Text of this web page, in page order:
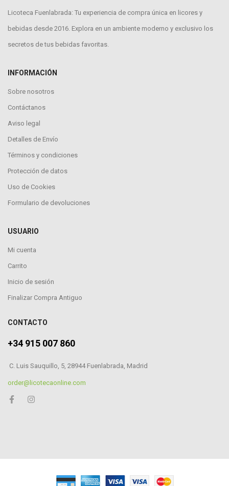
Licoteca Fuenlabrada: Tu experiencia de compra única en licores y
bebidas desde 2016. Explora en un ambiente moderno y exclusivo los
secretos de tus bebidas favoritas.
INFORMACIÓN
Sobre nosotros
Contáctanos
Aviso legal
Detalles de Envío
Términos y condiciones
Protección de datos
Uso de Cookies
Formulario de devoluciones
USUARIO
Mi cuenta
Carrito
Inicio de sesión
Finalizar Compra Antiguo
CONTACTO
+34 915 007 860
C. Luis Sauquillo, 5, 28944 Fuenlabrada, Madrid
order@licotecaonline.com